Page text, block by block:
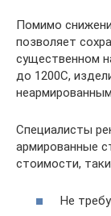
Помимо
позволяет
существенном
до 1200C,
Специалисты
армированные
стоимости,
Не